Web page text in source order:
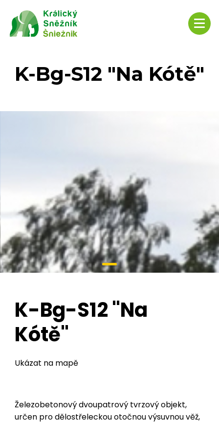
K-Bg-S12 "Na Kótě"
K-Bg-S12 "Na
Kótě"
Ukázat na mapě
Železobetonový dvoupatrový tvrzový objekt,
určen pro dělostřeleckou otočnou výsuvnou věž,